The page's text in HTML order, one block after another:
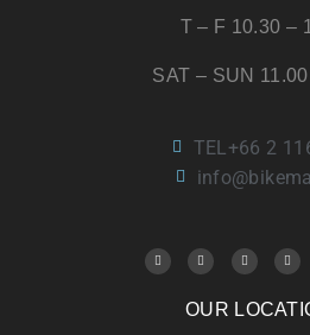
T – F 10.30 –
SAT – SUN
TEL+66 2
OUR